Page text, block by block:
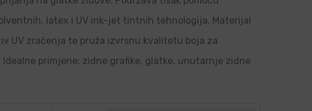
latex i UV ink-jet tintnih tehnologija. Materijal
UV zračenja te pruža izvrsnu kvalitetu boja za
primjene: zidne grafike, glatke, unutarnje zidne